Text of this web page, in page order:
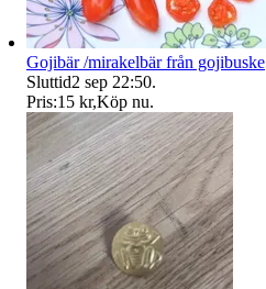
Gojibär /mirakelbär från gojibuske
Sluttid2 sep 22:50.
Pris:15 kr,Köp nu.